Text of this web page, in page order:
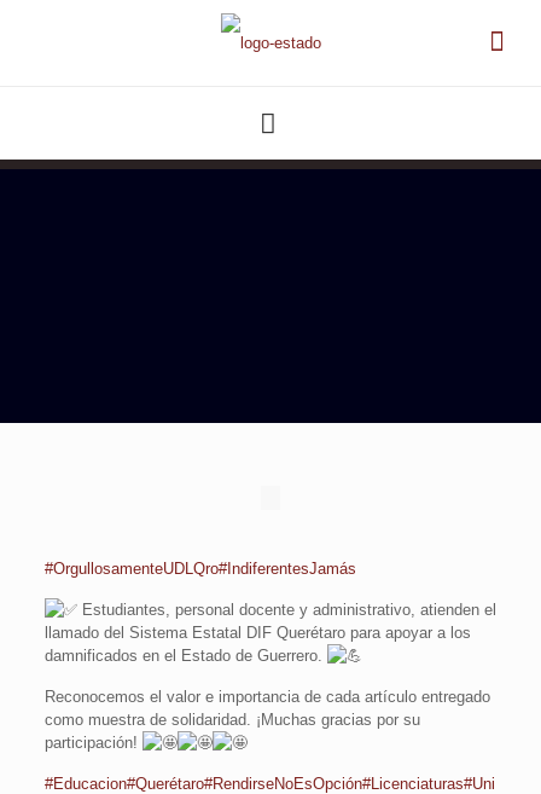
#OrgullosamenteUDLQro#IndiferentesJamás
Estudiantes, personal docente y administrativo, atienden el
llamado del Sistema Estatal DIF Querétaro para apoyar a los
damnificados en el Estado de Guerrero.
Reconocemos el valor e importancia de cada artículo entregado
como muestra de solidaridad. ¡Muchas gracias por su
participación!
#Educacion#Querétaro#RendirseNoEsOpción#Licenciaturas#Uni